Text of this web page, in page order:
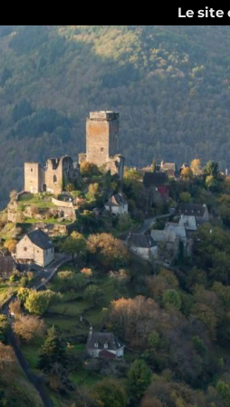
Le site